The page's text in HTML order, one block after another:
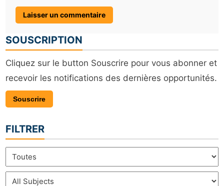
SOUSCRIPTION
Cliquez sur le button Souscrire pour vous abonner et
recevoir les notifications des dernières opportunités.
Souscrire
FILTRER